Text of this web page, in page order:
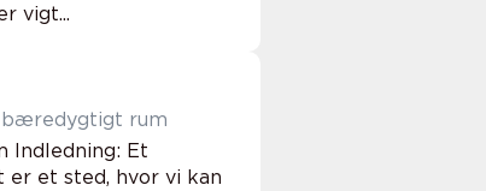
vigt...
bæredygtigt rum
Indledning: Et
et sted, hvor vi kan